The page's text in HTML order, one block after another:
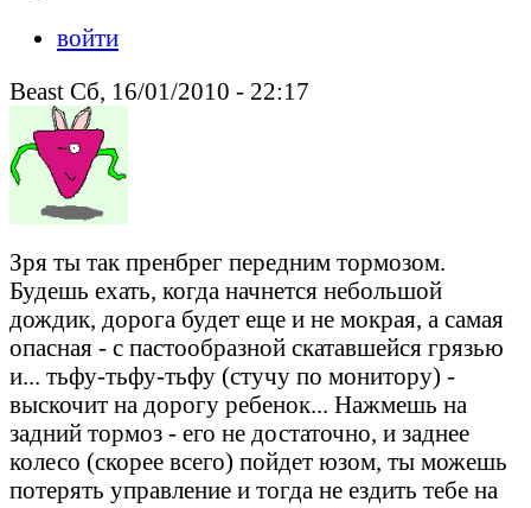
войти
Beast Сб, 16/01/2010 - 22:17
Зря ты так пренбрег передним тормозом.
Будешь ехать, когда начнется небольшой
дождик, дорога будет еще и не мокрая, а самая
опасная - с пастообразной скатавшейся грязью
и... тьфу-тьфу-тьфу (стучу по монитору) -
выскочит на дорогу ребенок... Нажмешь на
задний тормоз - его не достаточно, и заднее
колесо (скорее всего) пойдет юзом, ты можешь
потерять управление и тогда не ездить тебе на